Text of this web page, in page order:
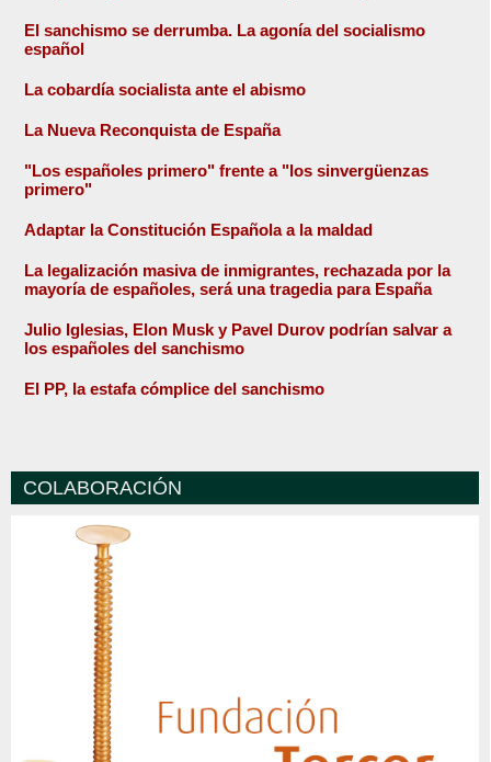
El sanchismo se derrumba. La agonía del socialismo
español
La cobardía socialista ante el abismo
La Nueva Reconquista de España
"Los españoles primero" frente a "los sinvergüenzas
primero"
Adaptar la Constitución Española a la maldad
La legalización masiva de inmigrantes, rechazada por la
mayoría de españoles, será una tragedia para España
Julio Iglesias, Elon Musk y Pavel Durov podrían salvar a
los españoles del sanchismo
El PP, la estafa cómplice del sanchismo
COLABORACIÓN